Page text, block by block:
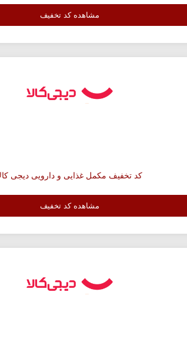
مشاهده کد تخفیف
کد تخفیف مکمل غذایی و دارویی دیجی
مشاهده کد تخفیف